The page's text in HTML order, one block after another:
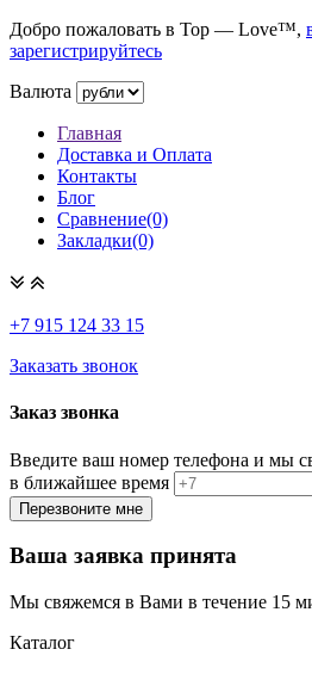
Добро пожаловать в Top — Love™,
зарегистрируйтесь
Валюта
Главная
Доставка и Оплата
Контакты
Блог
Сравнение(0)
Закладки(0)
+7 915 124 33 15
Заказать звонок
Заказ звонка
Введите ваш номер телефона и мы
в ближайшее время
Ваша заявка принята
Мы свяжемся в Вами в течение 15
Каталог